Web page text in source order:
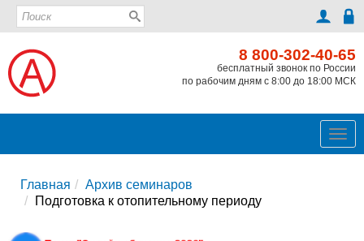
8 800-302-40-65
бесплатный звонок по России
по рабочим дням с 8:00 до 18:00 МСК
Главная
Архив семинаров
Подготовка к отопительному периоду